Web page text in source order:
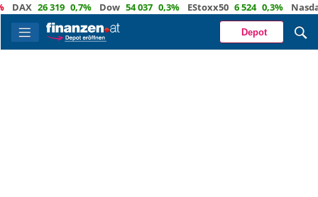
26 319 0,7% Dow 54 037 0,3% EStoxx50 6 524 0,3% Nasdaq
Depot